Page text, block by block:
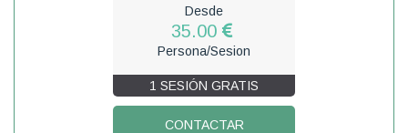
Desde
35.00
Persona/Sesion
1 SESIÓN GRATIS
CONTACTAR